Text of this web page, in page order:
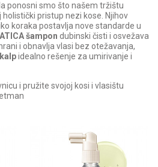
ponosni smo što našem tržištu
pristup nezi kose. Njihov
koraka postavlja nove standarde u
šampon dubinski čisti i osvežava
hrani i obnavlja vlasi bez otežavanja,
idealno rešenje za umirivanje i
i pružite svojoj kosi i vlasištu